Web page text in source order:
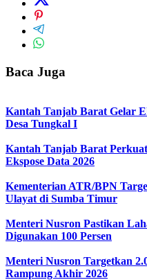
Baca Juga
Kantah Tanjab Barat Gelar
Desa Tungkal I
Kantah Tanjab Barat
Ekspose Data 2026
Kementerian ATR/BPN
Ulayat di Sumba Timur
Menteri Nusron Pastikan
Digunakan 100 Persen
Menteri Nusron Targetkan
Rampung Akhir 2026